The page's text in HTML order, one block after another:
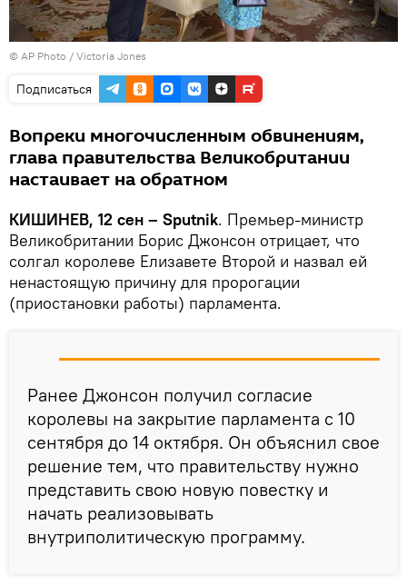
© AP Photo / Victoria Jones
Подписаться
Вопреки многочисленным обвинениям,
глава правительства Великобритании
настаивает на обратном
КИШИНЕВ, 12 сен – Sputnik. Премьер-министр
Великобритании Борис Джонсон отрицает, что
солгал королеве Елизавете Второй и назвал ей
ненастоящую причину для пророгации
(приостановки работы) парламента.
Ранее Джонсон получил согласие
королевы на закрытие парламента с 10
сентября до 14 октября. Он объяснил свое
решение тем, что правительству нужно
представить свою новую повестку и
начать реализовывать
внутриполитическую программу.